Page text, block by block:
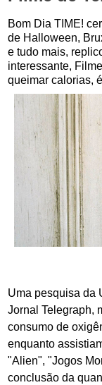
Bom Dia TIME!
de Halloween,
e tudo mais,
interessante,
queimar calorias,
Uma pesquisa da
Jornal Telegraph,
consumo de
enquanto
"Alien", "Jogos
conclusão da